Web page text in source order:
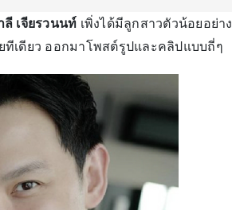
ลี เจียรวนนท์ เพิ่งได้มีลูกสาวตัวน้อยอย่าง
เดียว ออกมาโพสต์รูปและคลิปแบบถี่ๆ